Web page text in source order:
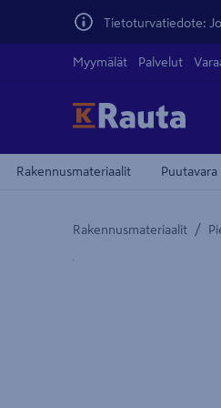
Tietoturvatiedote:
Myymälät Palvelut
Rakennusmateriaalit Puutavara
Rakennusmateriaalit /
Yksityiskohtainen